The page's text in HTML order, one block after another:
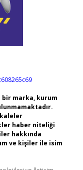
marka, kurum
haber niteliği
hakkında
ve kişiler ile isim